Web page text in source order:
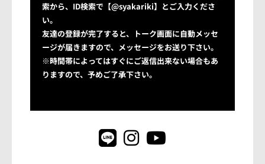
索から、ID検索で【@syakariki】とご入力くださ
い。
友達の登録が完了すると、トーク画面に自動メッセ
ージが届きますので、メッセージをお送り下さい。
※時間帯によってはすぐにご返信出来ない場合もあ
りますので、予めご了承下さい。